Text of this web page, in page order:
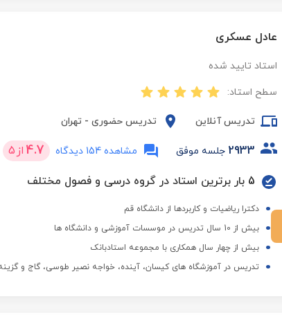
عادل عسکری
استاد تایید شده
سطح استاد:
تدریس آنلاین تدریس حضوری - تهران
2933 جلسه موفق مشاهده 154 دیدگاه 4.7 از 5
5 بار برترین استاد در گروه درسی و فصول مختلف
دکترا ریاضیات و کاربردها از دانشگاه قم
بیش از 10 سال تدریس در موسسات آموزشی و دانشگاه ها
بیش از چهار سال همکاری با مجموعه استادبانک
تدریس در آموزشگاه های کیسان، آینده، خواجه نصیر طوسی، گاج و